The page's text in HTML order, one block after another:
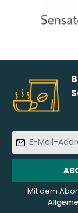
Mit dem